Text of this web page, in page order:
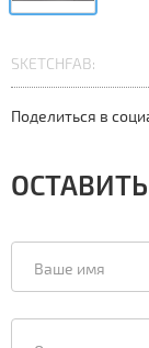
SKETCHFAB:
Поделиться в